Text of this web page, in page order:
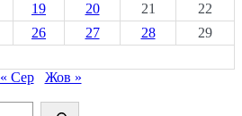
19 20 21
22
26 27 28
29
« Сер
Жов »